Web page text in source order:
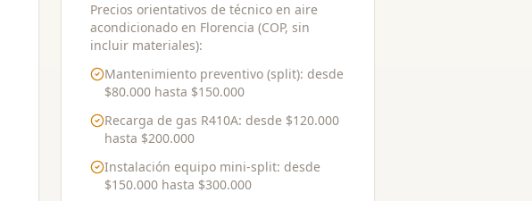
Precios orientativos de técnico en aire
acondicionado en Florencia (COP, sin
incluir materiales):
Mantenimiento preventivo (split): desde
$80.000hasta $150.000
Recarga de gas R410A: desde $120.000
hasta $200.000
Instalación equipo mini-split: desde
$150.000hasta $300.000